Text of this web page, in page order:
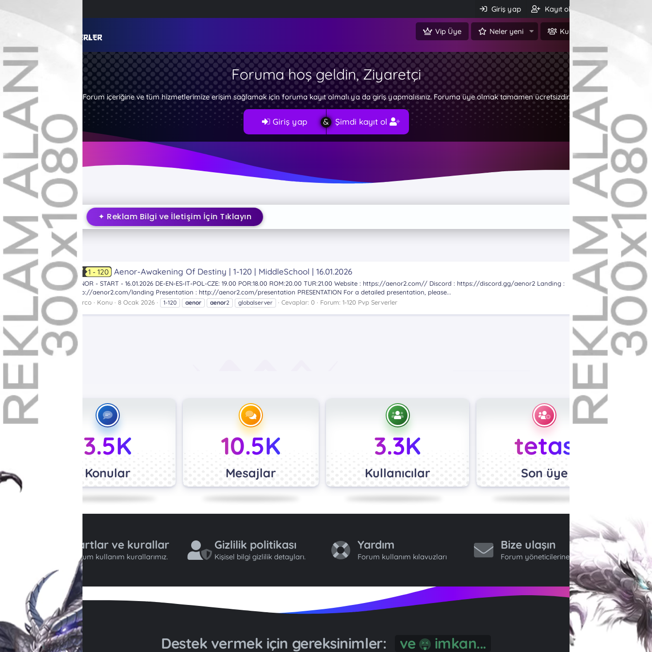
Giriş yap Kayıt ol
Vip Üye Neler yeni Kullanıcılar
Foruma hoş geldin, Ziyaretçi
Forum içeriğine ve tüm hizmetlerimize erişim sağlamak için foruma kayıt olmalı ya da giriş yapmalısınız. Foruma üye olmak tamamen ücretsizdir.
Giriş yap Şimdi kayıt ol
✦ Reklam Bilgi ve İletişim İçin Tıklayın
Etiketler
aenor
M 1 - 120 Aenor-Awakening Of Destiny | 1-120 | MiddleSchool | 16.01.2026
AENOR - START - 16.01.2026 DE-EN-ES-IT-POL-CZE: 19.00 POR:18.00 ROM:20.00 TUR:21.00 Website : https://aenor2.com// Discord : https://discord.gg/aenor2 Landing :
http://aenor2.com/landing Presentation : http://aenor2.com/presentation PRESENTATION For a detailed presentation, please...
Marco
Konu 8 Ocak 2026 1-120 aenor aenor2 globalserver Cevaplar: 0 Forum: 1-120 Pvp Serverler
Etiketler
3.5K
Konular
10.5K
Mesajlar
3.3K
Kullanıcılar
tetas
Son üye
Şartlar ve kurallar
Forum kullanım kurallarımız.
Gizlilik politikası
Kişisel bilgi gizlilik detayları.
Yardım
Forum kullanım kılavuzları
Bize ulaşın
Forum yöneticilerine ulaş.
Destek vermek için gereksinimler: ve imkan...